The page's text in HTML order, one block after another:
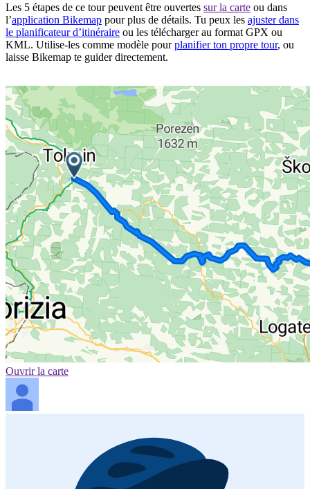
Les 5 étapes de ce tour peuvent être ouvertes sur la carte ou dans
l’application Bikemap pour plus de détails. Tu peux les ajuster dans
le planificateur d’itinéraire ou les télécharger au format GPX ou
KML. Utilise-les comme modèle pourplanifier ton propre tour, ou
laisse Bikemap te guider directement.
Ouvrir la carte